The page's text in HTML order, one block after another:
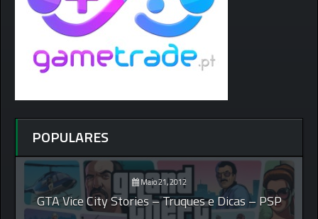
POPULARES
Maio 21, 2012
GTA Vice City Stories – Truques e Dicas – PSP